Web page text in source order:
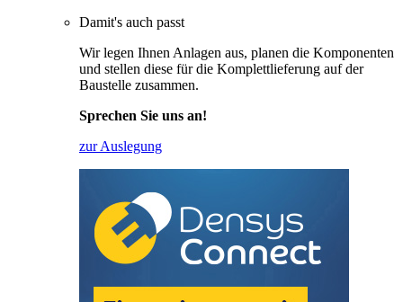
Damit's auch passt
Wir legen Ihnen Anlagen aus, planen die Komponenten
und stellen diese für die Komplettlieferung auf der
Baustelle zusammen.
Sprechen Sie uns an!
zur Auslegung